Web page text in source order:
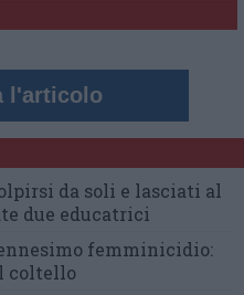
l'articolo
da soli e lasciati al
due educatrici
femminicidio:
coltello